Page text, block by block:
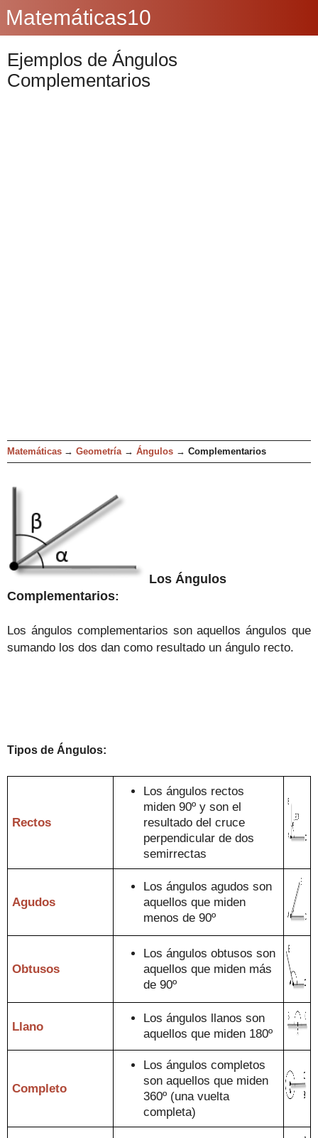
Matemáticas10
Ejemplos de Ángulos
Complementarios
Matemáticas → Geometría→ Ángulos → Complementarios
Los Ángulos
Complementarios:
Los ángulos complementarios son aquellos ángulos que
sumando los dos dan como resultado un ángulo recto.
Tipos de Ángulos:
Rectos
Losángulos rectos
miden 90º y son el
resultado del cruce
perpendicular de dos
semirrectas
Agudos
Los ángulos agudos son
aquellos que miden
menos de 90º
Obtusos
Los ángulos obtusos son
aque llos que miden más
de 90º
Llano
Los ángulos llanos son
aquellos que miden 180º
Completo
Los ángulos completos
son aquellos que miden
360º (unavuelta
completa)